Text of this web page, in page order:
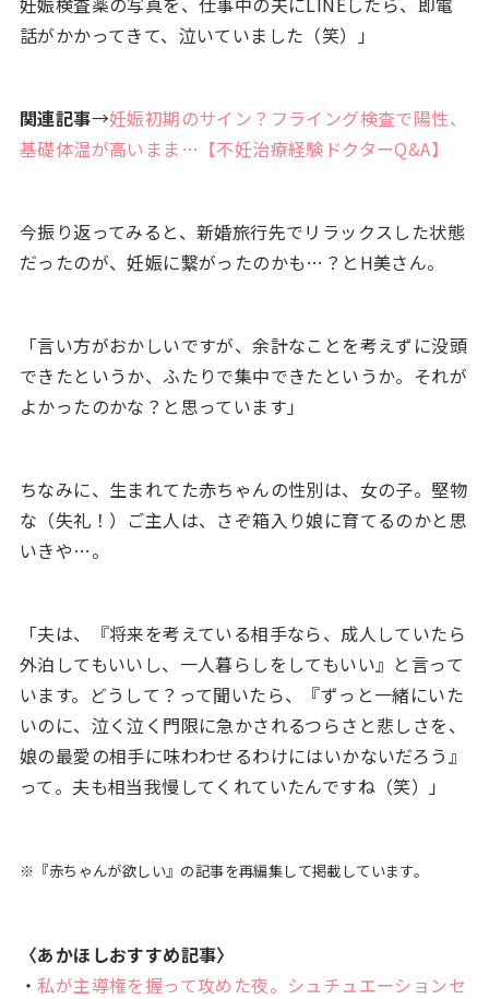
話がかかってきて、泣いていました（笑）」
関連記事→妊娠初期のサイン？フライング検査で陽性、
基礎体温が高いまま…【不妊治療経験ドクターQ&A】
今振り返ってみると、新婚旅行先でリラックスした状態
だったのが、妊娠に繋がったのかも…？とH美さん。
「言い方がおかしいですが、余計なことを考えずに没頭
できたというか、ふたりで集中できたというか。それが
よかったのかな？と思っています」
ちなみに、生まれてた赤ちゃんの性別は、女の子。堅物
な（失礼！）ご主人は、さぞ箱入り娘に育てるのかと思
いきや…。
「夫は、『将来を考えている相手なら、成人していたら
外泊してもいいし、一人暮らしをしてもいい』と言って
います。どうして？って聞いたら、『ずっと一緒にいた
いのに、泣く泣く門限に急かされるつらさと悲しさを、
娘の最愛の相手に味わわせるわけにはいかないだろう』
って。夫も相当我慢してくれていたんですね（笑）」
※『赤ちゃんが欲しい』の記事を再編集して掲載しています。
〈あかほしおすすめ記事〉
・私が主導権を握って攻めた夜。シュチュエーションセ